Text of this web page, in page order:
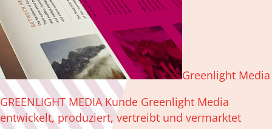
Greenlight Media
GREENLIGHT MEDIA Kunde Greenlight Media
entwickelt, produziert, vertreibt und vermarktet